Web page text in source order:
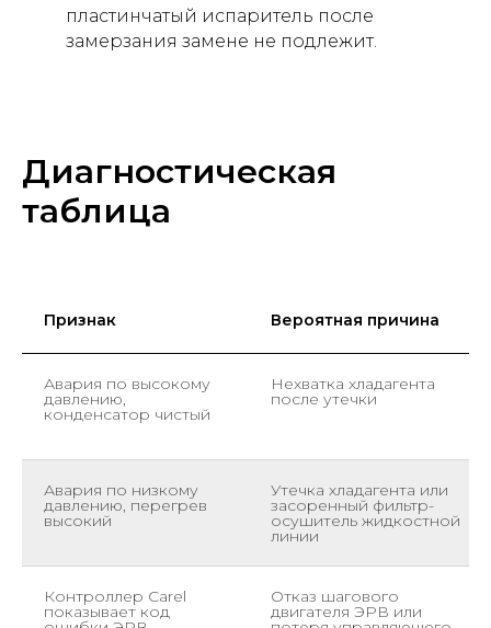
пластинчатый испаритель после
замерзания замене не подлежит.
Диагностическая
таблица
Признак Вероятная причина
Авария по высокому
давлению,
конденсатор чистый
Нехватка хладагента
после утечки
Авария по низкому
давлению, перегрев
высокий
Утечка хладагента или
засоренный фильтр-
осушитель жидкостной
линии
Контроллер Carel
показывает код
Отказ шагового
двигателя ЭРВ или